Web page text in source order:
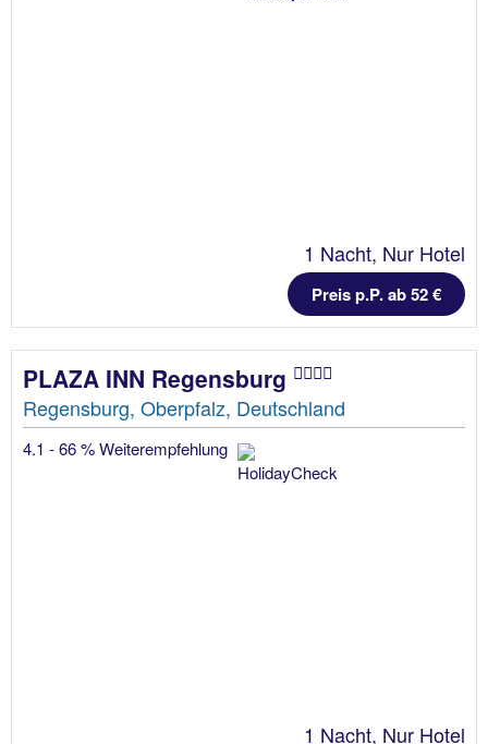
1 Nacht, Nur Hotel
Preis p.P. ab 52 €
PLAZA INN Regensburg
Regensburg, Oberpfalz, Deutschland
4.1 - 66 % Weiterempfehlung
1 Nacht, Nur Hotel